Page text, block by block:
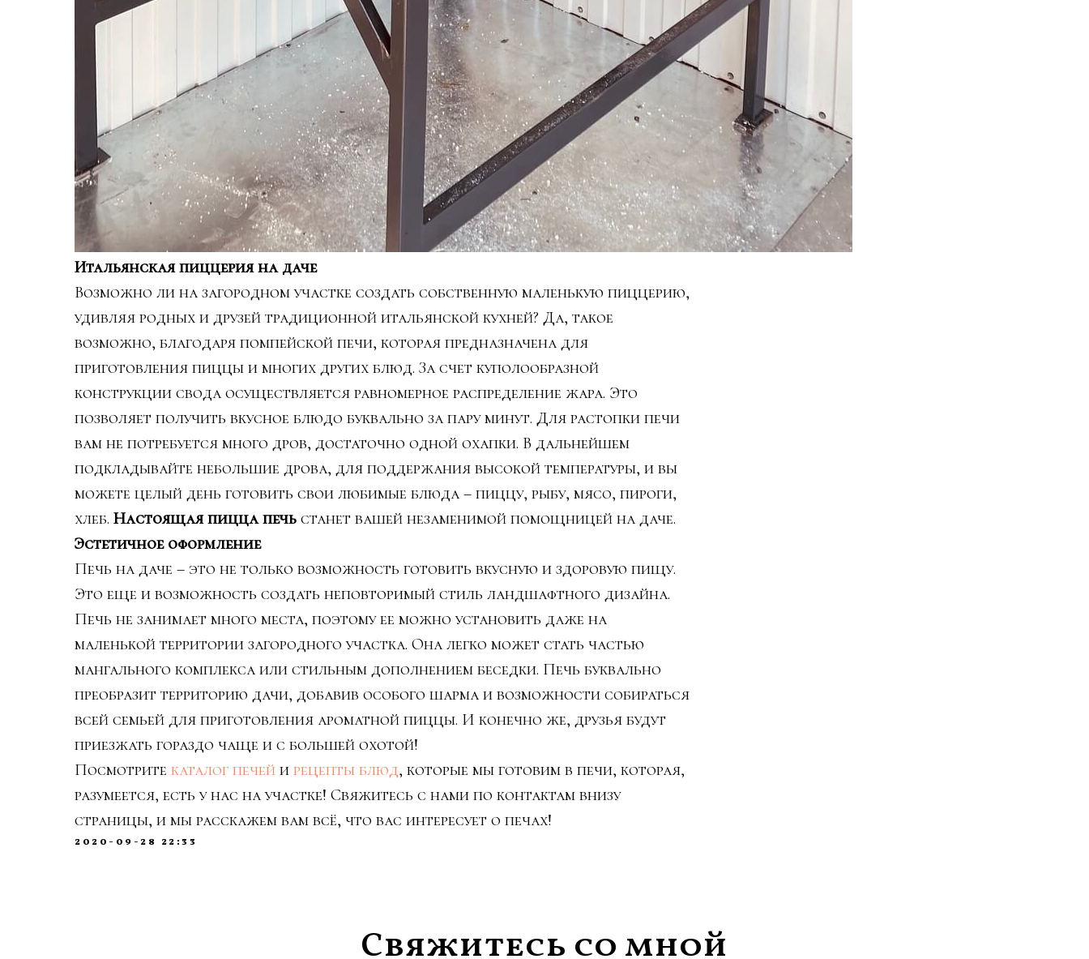
Итальянская пиццерия на даче
Возможно ли на загородном участке создать собственную маленькую пиццерию,
удивляя родных и друзей традиционной итальянской кухней? Да, такое
возможно, благодаря помпейской печи, которая предназначена для
приготовления пиццы и многих других блюд. За счет куполообразной
конструкции свода осуществляется равномерное распределение жара. Это
позволяет получить вкусное блюдо буквально за пару минут. Для растопки печи
вам не потребуется много дров, достаточно одной охапки. В дальнейшем
подкладывайте небольшие дрова, для поддержания высокой температуры, и вы
можете целый день готовить свои любимые блюда – пиццу, рыбу, мясо, пироги,
хлеб. Настоящая пицца печь станет вашей незаменимой помощницей на даче.
Эстетичное оформление
Печь на даче – это не только возможность готовить вкусную и здоровую пищу.
Это еще и возможность создать неповторимый стиль ландшафтного дизайна.
Печь не занимает много места, поэтому ее можно установить даже на
маленькой территории загородного участка. Она легко может стать частью
мангального комплекса или стильным дополнением беседки. Печь буквально
преобразит территорию дачи, добавив особого шарма и возможности собираться
всей семьей для приготовления ароматной пиццы. И конечно же, друзья будут
приезжать гораздо чаще и с большей охотой!
Посмотрите каталог печей и рецепты блюд, которые мы готовим в печи, которая,
разумеется, есть у нас на участке! Свяжитесь с нами по контактам внизу
страницы, и мы расскажем вам всё, что вас интересует о печах!
2020-09-28 22:33
Свяжитесь со мной